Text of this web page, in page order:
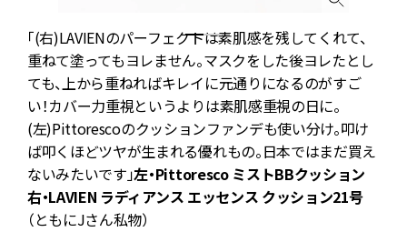
「(右)LAVIENのパーフェクトは素肌感を残してくれて、
重ねて塗ってもヨレません。マスクをした後ヨレたとし
ても、上から重ねればキレイに元通りになるのがすご
い！カバー力重視というよりは素肌感重視の日に。
(左)Pittorescoのクッションファンデも使い分け。叩け
ば叩くほどツヤが生まれる優れもの。日本ではまだ買え
ないみたいです」左・Pittoresco ミストBBクッション
右・LAVIEN ラディアンス エッセンス クッション21号
（ともにJさん私物）